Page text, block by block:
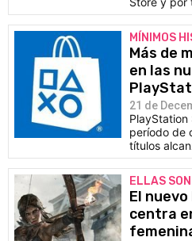
MÍNIMOS
Más de
en las
21 de
PlayStation
período de
títulos
ELLAS
El
centra